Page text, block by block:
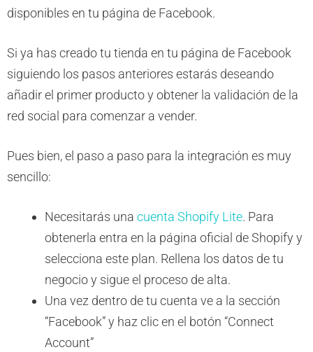
disponibles en tu página de Facebook.
Si ya has creado tu tienda en tu página de Facebook
siguiendo los pasos anteriores estarás deseando
añadir el primer producto y obtener la validación de la
red social para comenzar a vender.
Pues bien, el paso a paso para la integración es muy
sencillo:
Necesitarás una cuenta Shopify Lite. Para
obtenerla entra en la página oficial de Shopify y
selecciona este plan. Rellena los datos de tu
negocio y sigue el proceso de alta.
Una vez dentro de tu cuenta ve a la sección
“Facebook” y haz clic en el botón “Connect
Account”